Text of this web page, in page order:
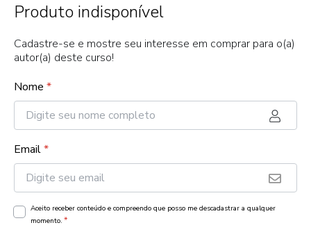
Produto indisponível
Cadastre-se e mostre seu interesse em comprar para o(a)
autor(a) deste curso!
Nome *
Email*
Aceito receber conteúdo e compreendo que posso me descadastrar a qualquer
momento. *